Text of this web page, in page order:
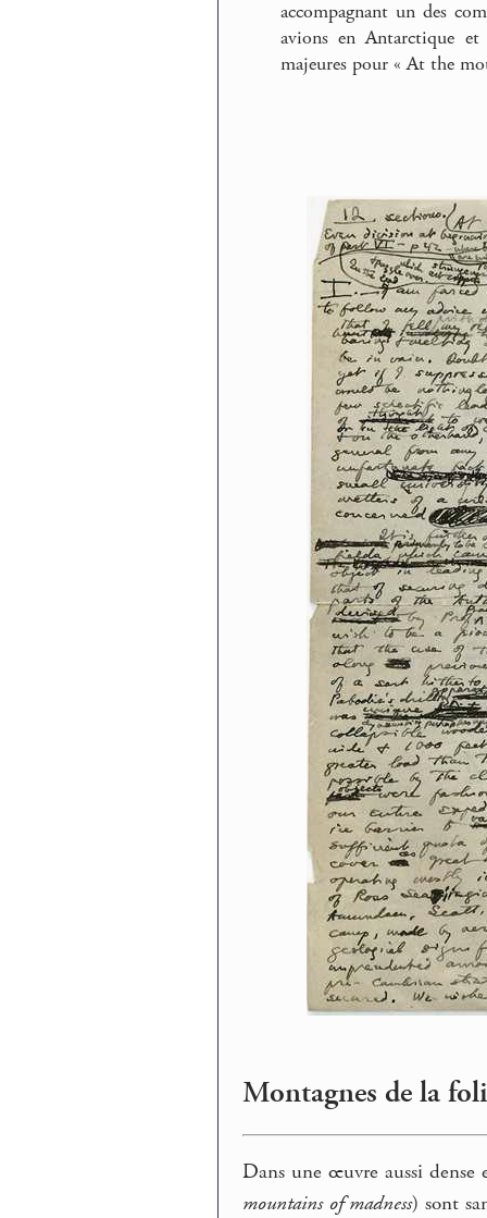
accompagnant un des
avions en Antarctique et
majeures pour « At the
Montagnes de la
Dans une œuvre aussi
mountains of madness) sont